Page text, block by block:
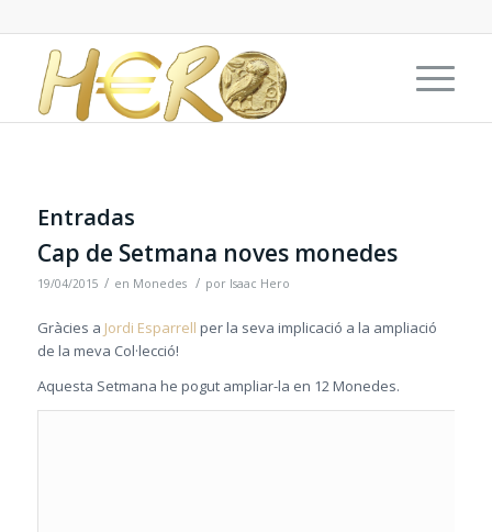
Entradas
Cap de Setmana noves monedes
19/04/2015 / en Monedes / por Isaac Hero
Gràcies a Jordi Esparrell per la seva implicació a la ampliació
de la meva Col·lecció!
Aquesta Setmana he pogut ampliar-la en 12 Monedes.